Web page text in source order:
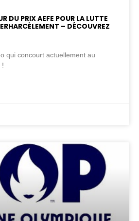
DU PRIX AEFE POUR LA LUTTE
– DÉCOUVREZ
qui concourt actuellement au
!